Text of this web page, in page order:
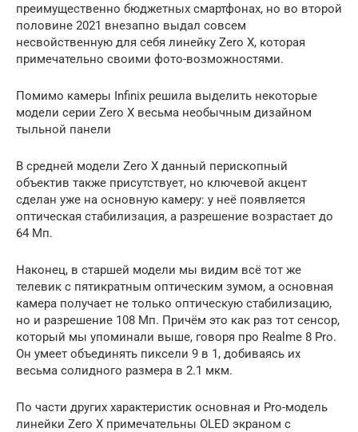
преимущественно бюджетных смартфонах, но во второй
половине 2021 внезапно выдал совсем
несвойственную для себя линейку Zero X, которая
примечательно своими фото-возможностями.
Помимо камеры Infinix решила выделить некоторые
модели серии Zero X весьма необычным дизайном
тыльной панели
В средней модели Zero X данный перископный
объектив также присутствует, но ключевой акцент
сделан уже на основную камеру: у неё появляется
оптическая стабилизация, а разрешение возрастает до
64 Мп.
Наконец, в старшей модели мы видим всё тот же
телевик с пятикратным оптическим зумом, а основная
камера получает не только оптическую стабилизацию,
но и разрешение 108 Мп. Причём это как раз тот сенсор,
который мы упоминали выше, говоря про Realme 8 Pro.
Он умеет объединять пиксели 9 в 1, добиваясь их
весьма солидного размера в 2.1 мкм.
По части других характеристик основная и Pro-модель
линейки Zero X примечательны OLED экраном с